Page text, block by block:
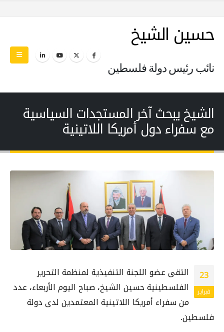
حسين الشيخ
نائب رئيس دولة فلسطين
الشيخ يبحث آخر المستجدات السياسية
مع سفراء دول أمريكا اللاتينية
23
فبراير
التقى عضو اللجنة التنفيذية لمنظمة التحرير
الفلسطينية حسين الشيخ، صباح اليوم الأربعاء، عدد
من سفراء أمريكا اللاتينية المعتمدين لدى دولة
فلسطين.